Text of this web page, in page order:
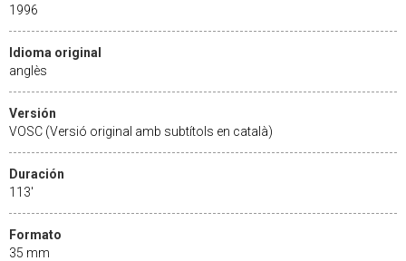
1996
Idioma original
anglès
Versión
VOSC (Versió original amb subtítols en català)
Duración
113'
Formato
35 mm